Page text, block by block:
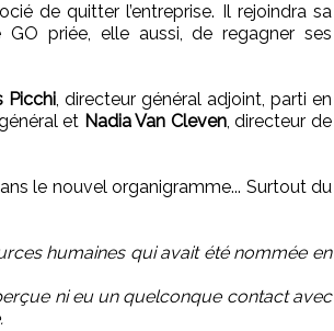
de quitter l’entreprise. Il rejoindra sa
GO priée, elle aussi, de regagner ses
Picchi, directeur général adjoint, parti en
et Nadia Van Cleven, directeur de
le nouvel organigramme... Surtout du
humaines qui avait été nommée en
ni eu un quelconque contact avec